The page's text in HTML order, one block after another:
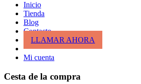
Inicio
Tienda
Blog
Contacto
LLAMAR AHORA
Mi cuenta
Cesta de la compra